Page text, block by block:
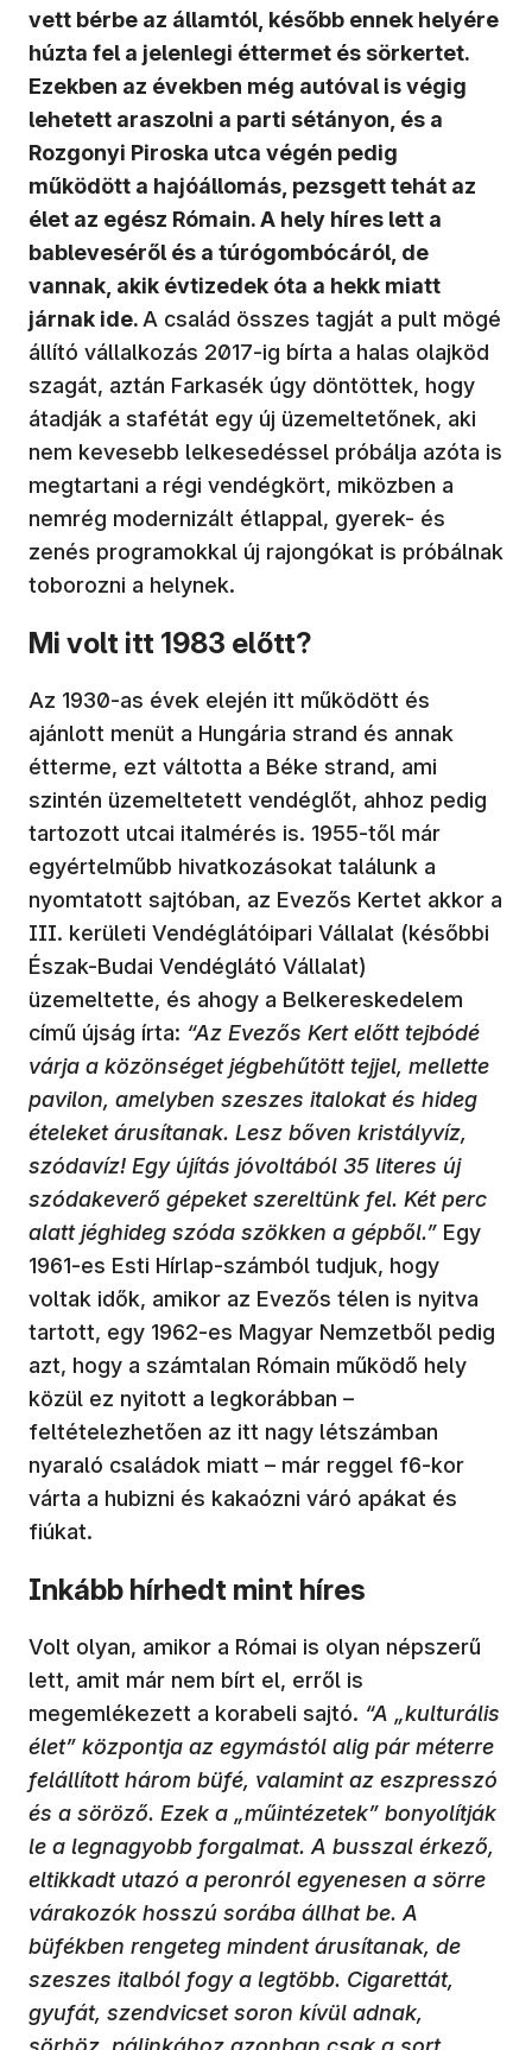
vett bérbe az államtól, később ennek helyére
húzta fel a jelenlegi éttermet és sörkertet.
Ezekben az években még autóval is végig
lehetett araszolni a parti sétányon, és a
Rozgonyi Piroska utca végén pedig
működött a hajóállomás, pezsgett tehát az
élet az egész Rómain. A hely híres lett a
bableveséről és a túrógombócáról, de
vannak, akik évtizedek óta a hekk miatt
járnak ide. A család összes tagját a pult mögé
állító vállalkozás 2017-ig bírta a halas olajköd
szagát, aztán Farkasék úgy döntöttek, hogy
átadják a stafétát egy új üzemeltetőnek, aki
nem kevesebb lelkesedéssel próbálja azóta is
megtartani a régi vendégkört, miközben a
nemrég modernizált étlappal, gyerek- és
zenés programokkal új rajongókat is próbálnak
toborozni a helynek.
Mi volt itt 1983 előtt?
Az 1930-as évek elején itt működött és
ajánlott menüt a Hungária strand és annak
étterme, ezt váltotta a Béke strand, ami
szintén üzemeltetett vendéglőt, ahhoz pedig
tartozott utcai italmérés is. 1955-től már
egyértelműbb hivatkozásokat találunk a
nyomtatott sajtóban, az Evezős Kertet akkor a
III. kerületi Vendéglátóipari Vállalat (későbbi
Észak-Budai Vendéglátó Vállalat)
üzemeltette, és ahogy a Belkereskedelem
című újság írta: “Az Evezős Kert előtt tejbódé
várja a közönséget jégbehűtött tejjel, mellette
pavilon, amelyben szeszes italokat és hideg
ételeket árusítanak. Lesz bőven kristályvíz,
szódavíz! Egy újítás jóvoltából 35 literes új
szódakeverő gépeket szereltünk fel. Két perc
alatt jéghideg szóda szökken a gépből.” Egy
1961-es Esti Hírlap-számból tudjuk, hogy
voltak idők, amikor az Evezős télen is nyitva
tartott, egy 1962-es Magyar Nemzetből pedig
azt, hogy a számtalan Rómain működő hely
közül ez nyitott a legkorábban –
feltételezhetően az itt nagy létszámban
nyaraló családok miatt – már reggel f6-kor
várta a hubizni és kakaózni váró apákat és
fiúkat.
Inkább hírhedt mint híres
Volt olyan, amikor a Római is olyan népszerű
lett, amit már nem bírt el, erről is
megemlékezett a korabeli sajtó. “A „kulturális
élet” központja az egymástól alig pár méterre
felállított három büfé, valamint az eszpresszó
és a söröző. Ezek a „műintézetek” bonyolítják
le a legnagyobb forgalmat. A busszal érkező,
eltikkadt utazó a peronról egyenesen a sörre
várakozók hosszú sorába állhat be. A
büfékben rengeteg mindent árusítanak, de
szeszes italból fogy a legtöbb. Cigarettát,
gyufát, szendvicset soron kívül adnak,